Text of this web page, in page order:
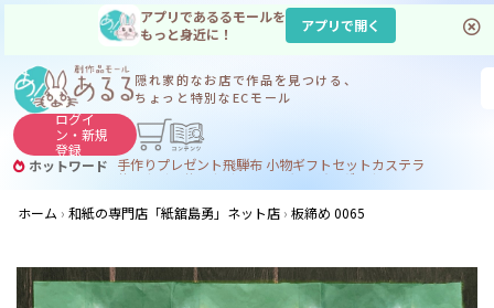
アプリであるるモールを
もっと身近に！
アプリで開く
隠れ家的なお店で作品を見つける、
ちょっと特別なECモール
ログイ
ン・新規
登録
ホットワード 手作りプレゼント飛騨布 小物ギフトセットカステラ
サヌカイト コーヒー
ジンギスカン
ホーム
和紙の専門店「紙舘島勇」ネット店 板締め 0065